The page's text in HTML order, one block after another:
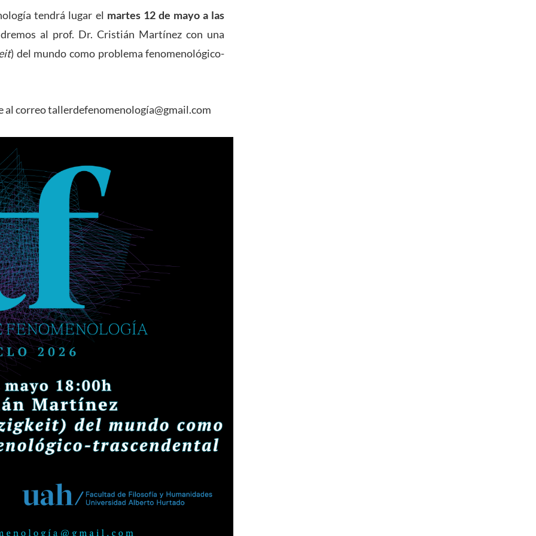
tendrá lugar el martes 12 de mayo a las
al prof. Dr. Cristián Martínez con una
) del mundo como problema fenomenológico-
correo tallerdefenomenología@gmail.com